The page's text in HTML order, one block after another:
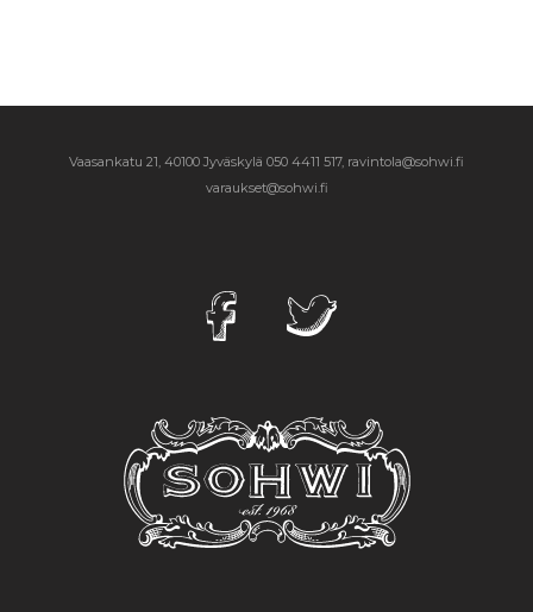
Vaasankatu 21, 40100 Jyväskylä 050 4411 517, ravintola@sohwi.fi
varaukset@sohwi.fi